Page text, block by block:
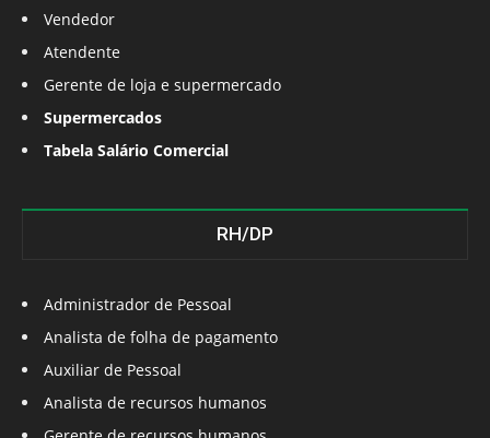
Vendedor
Atendente
Gerente de loja e supermercado
Supermercados
Tabela Salário Comercial
RH/DP
Administrador de Pessoal
Analista de folha de pagamento
Auxiliar de Pessoal
Analista de recursos humanos